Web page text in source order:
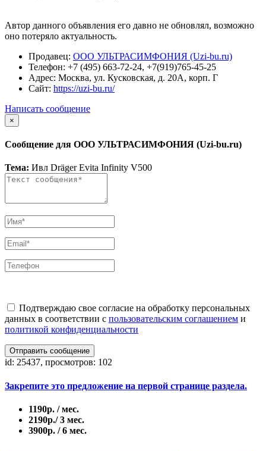
Автор данного объявления его давно не обновлял, возможно
оно потеряло актуальность.
Продавец: ООО УЛЬТРАСИМФОНИЯ (Uzi-bu.ru)
Телефон: +7 (495) 663-72-24, +7(919)765-45-25
Адрес: Москва, ул. Кусковская, д. 20А, корп. Г
Сайт: https://uzi-bu.ru/
Написать сообщение
×
Сообщение для ООО УЛЬТРАСИМФОНИЯ (Uzi-bu.ru)
Тема: Ивл Dräger Evita Infinity V500
Подтверждаю свое согласие на обработку персональных
данных в соответствии с пользовательским соглашением и
политикой конфиденциальности
Отправить сообщение
id: 25437, просмотров: 102
Закрепите это предложение на первой странице раздела.
1190р. / мес.
2190р./ 3 мес.
3900р. / 6 мес.